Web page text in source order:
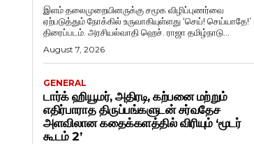
இளம் தலைமுறையினருக்கு சமூக விழிப்புணர்வை
ஏற்படுத்தும் நோக்கில் உருவாகியுள்ளது ‘செய்! செய்யாதே!’
திரைப்படம். அரசியல்வாதி ஹெச். ராஜா தமிழ்நாடு...
August 7, 2026
GENERAL
டார்க் ஹியூமர், அதிரடி, கற்பனை மற்றும்
எதிர்பாராத திருப்பங்களுடன் சர்வதேச
அளவிலான கதைக்களத்தில் விரியும் ‘மூடர்
கூடம் 2’